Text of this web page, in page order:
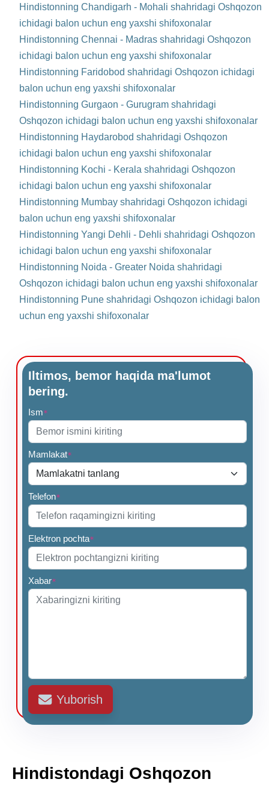
Hindistonning Chandigarh - Mohali shahridagi Oshqozon
ichidagi balon uchun eng yaxshi shifoxonalar
Hindistonning Chennai - Madras shahridagi Oshqozon
ichidagi balon uchun eng yaxshi shifoxonalar
Hindistonning Faridobod shahridagi Oshqozon ichidagi
balon uchun eng yaxshi shifoxonalar
Hindistonning Gurgaon - Gurugram shahridagi
Oshqozon ichidagi balon uchun eng yaxshi shifoxonalar
Hindistonning Haydarobod shahridagi Oshqozon
ichidagi balon uchun eng yaxshi shifoxonalar
Hindistonning Kochi - Kerala shahridagi Oshqozon
ichidagi balon uchun eng yaxshi shifoxonalar
Hindistonning Mumbay shahridagi Oshqozon ichidagi
balon uchun eng yaxshi shifoxonalar
Hindistonning Yangi Dehli - Dehli shahridagi Oshqozon
ichidagi balon uchun eng yaxshi shifoxonalar
Hindistonning Noida - Greater Noida shahridagi
Oshqozon ichidagi balon uchun eng yaxshi shifoxonalar
Hindistonning Pune shahridagi Oshqozon ichidagi balon
uchun eng yaxshi shifoxonalar
Iltimos, bemor haqida ma'lumot
bering.
Ism*
Mamlakat*
Telefon*
Elektron pochta*
Xabar*
Yuborish
Hindistondagi Oshqozon